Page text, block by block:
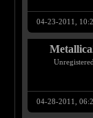
04-23-2011,
Unregistered
04-28-2011,